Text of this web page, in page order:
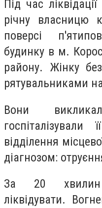
Під час
річну власницю
поверсі
будинку в м.
району. Жінку
рятувальниками на
Вони
госпіталізували
відділення
діагнозом:
За 20
ліквідувати.